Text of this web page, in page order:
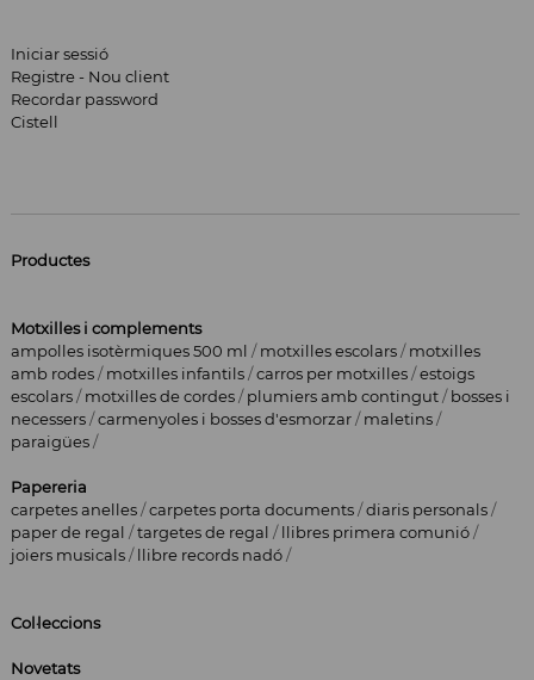
Iniciar sessió
Registre - Nou client
Recordar password
Cistell
Productes
Motxilles i complements
ampolles isotèrmiques 500 ml /motxilles escolars/motxilles
amb rodes/motxilles infantils/carros per motxilles/estoigs
escolars/motxilles de cordes/plumiers amb contingut/bosses i
necessers/carmenyoles i bosses d'esmorzar/maletins/
paraigües/
Papereria
carpetes anelles/carpetes porta documents/diaris personals/
paper de regal /targetes de regal /llibres primera comunió/
joiers musicals/llibre records nadó/
Col·leccions
Novetats